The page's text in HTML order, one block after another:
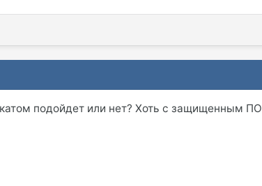
подойдет или нет? Хоть с защищенным ПО